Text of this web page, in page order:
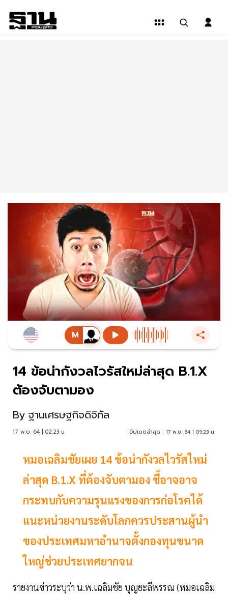
14 ข้อน่ากังวลไวรัสใหม่ล่าสุด B.1.X
ต้องจับตามอง
By ฐานเศรษฐกิจดิจิทัล
17 พ.ย. 64 | 02:23 น. อัปเดตล่าสุด : 17 พ.ย. 64 | 09:23 น.
หมอเฉลิมชัยเผย 14 ข้อน่ากังวลไวรัสใหม่
ล่าสุด B.1.X ที่ต้องจับตามอง ชี้อาจอาจ
กระทบกับความรุนแรงของการก่อโรคได้
แนะหน่วยงานระดับโลกควรประสานผู้นำ
ของประเทศมหาอำนาจตั้งกองทุนขนาด
ใหญ่ช่วยประเทศยากจน
รายงานข่าวระบุว่า น.พ.เฉลิมชัย บุญยะลีพรรณ (หมอเฉลิม